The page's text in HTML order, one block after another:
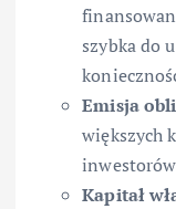
szybka do
Emisja
większych
Kapitał